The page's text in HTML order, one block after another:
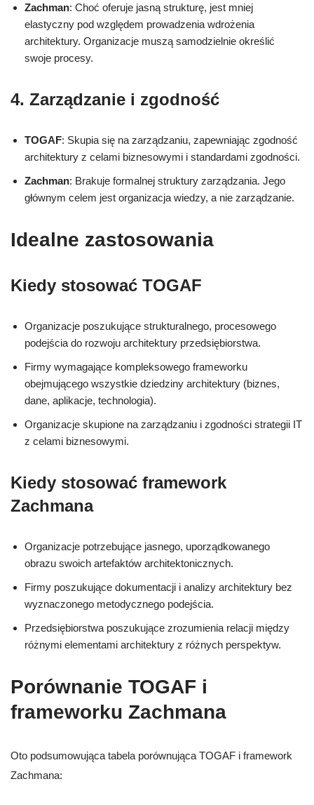
Zachman: Choć oferuje jasną strukturę, jest mniej
elastyczny pod względem prowadzenia wdrożenia
architektury. Organizacje muszą samodzielnie określić
swoje procesy.
4. Zarządzanie i zgodność
TOGAF: Skupia się na zarządzaniu, zapewniając zgodność
architektury z celami biznesowymi i standardami zgodności.
Zachman: Brakuje formalnej struktury zarządzania. Jego
głównym celem jest organizacja wiedzy, a nie zarządzanie.
Idealne zastosowania
Kiedy stosować TOGAF
Organizacje poszukujące strukturalnego, procesowego
podejścia do rozwoju architektury przedsiębiorstwa.
Firmy wymagające kompleksowego frameworku
obejmującego wszystkie dziedziny architektury (biznes,
dane, aplikacje, technologia).
Organizacje skupione na zarządzaniu i zgodności strategii IT
z celami biznesowymi.
Kiedy stosować framework
Zachmana
Organizacje potrzebujące jasnego, uporządkowanego
obrazu swoich artefaktów architektonicznych.
Firmy poszukujące dokumentacji i analizy architektury bez
wyznaczonego metodycznego podejścia.
Przedsiębiorstwa poszukujące zrozumienia relacji między
różnymi elementami architektury z różnych perspektyw.
Porównanie TOGAF i
frameworku Zachmana
Oto podsumowująca tabela porównująca TOGAF i framework
Zachmana: